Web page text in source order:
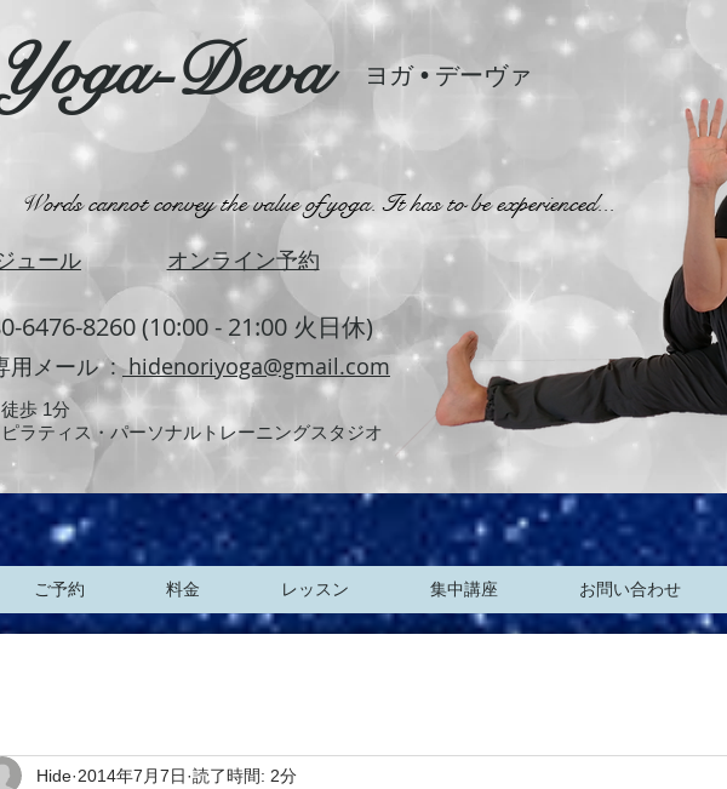
Deva ヨガ • デーヴァ
Words cannot convey the value of yoga. It has to be experienced...
ュール オンライン予約
6476-8260 (10:00 - 21:00 火日休)
用メール :hidenoriyoga@gmail.com
歩 1分
ラティス・パーソナルトレーニングスタジオ
ご予約 料金 レッスン 集中講座 お問い合わせ
Hide 2014年7月7日 読了時間: 2分